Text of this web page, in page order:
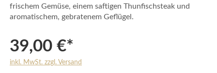
frischem Gemüse, einem saftigen Thunfischsteak und
aromatischem, gebratenem Geflügel.
39,00 €*
inkl. MwSt. zzgl. Versand